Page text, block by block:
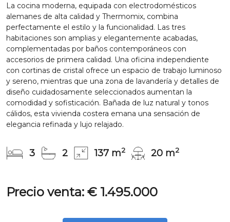
La cocina moderna, equipada con electrodomésticos
alemanes de alta calidad y Thermomix, combina
perfectamente el estilo y la funcionalidad. Las tres
habitaciones son amplias y elegantemente acabadas,
complementadas por baños contemporáneos con
accesorios de primera calidad. Una oficina independiente
con cortinas de cristal ofrece un espacio de trabajo luminoso
y sereno, mientras que una zona de lavandería y detalles de
diseño cuidadosamente seleccionados aumentan la
comodidad y sofisticación. Bañada de luz natural y tonos
cálidos, esta vivienda costera emana una sensación de
elegancia refinada y lujo relajado.
3 2 137 m2 20 m2
Precio venta: € 1.495.000